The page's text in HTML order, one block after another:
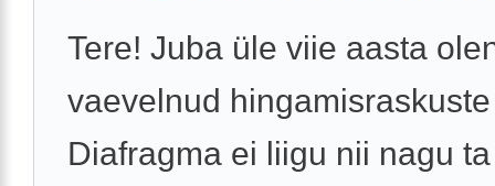
Tere! Juba üle viie aasta
vaevelnud
Diafragma ei liigu nii nagu